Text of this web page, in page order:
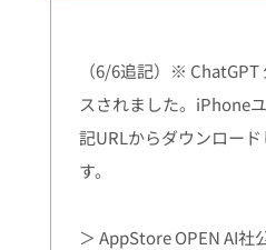
（6/6追記）※
スされました。iPhone
記URLからダウンロー
す。
＞ AppStore OPEN AI社